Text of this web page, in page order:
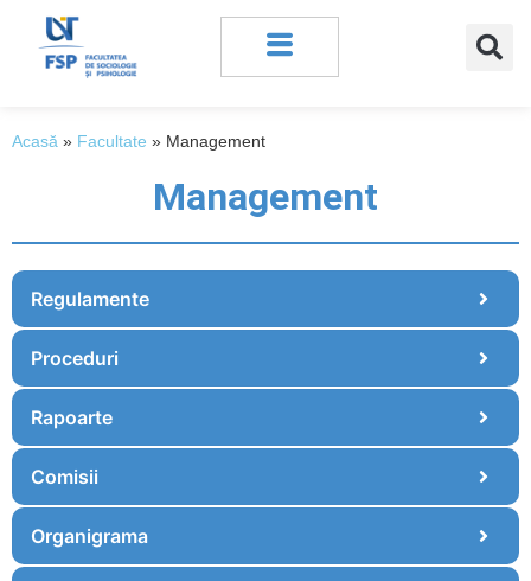
Acasă » Facultate » Management
Management
Regulamente
Proceduri
Rapoarte
Comisii
Organigrama